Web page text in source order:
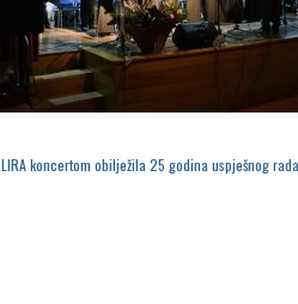
LIRA koncertom obilježila 25 godina uspješnog